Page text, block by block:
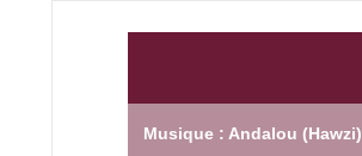
Musique : Andalou (Hawzi)